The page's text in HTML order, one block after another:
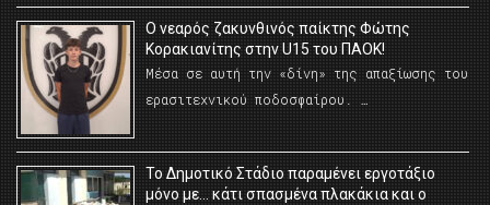
O νεαρός ζακυνθινός παίκτης Φώτης
Κορακιανίτης στην U15 του ΠΑΟΚ!
Μέσα σε αυτή την «δίνη» της απαξίωσης του
ερασιτεχνικού ποδοσφαίρου. …
Το Δημοτικό Στάδιο παραμένει εργοτάξιο
μόνο με… κάτι σπασμένα πλακάκια και ο